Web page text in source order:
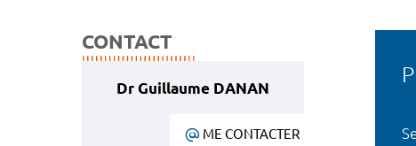
CONTACT
Dr Guillaume DANAN
ME CONTACTER